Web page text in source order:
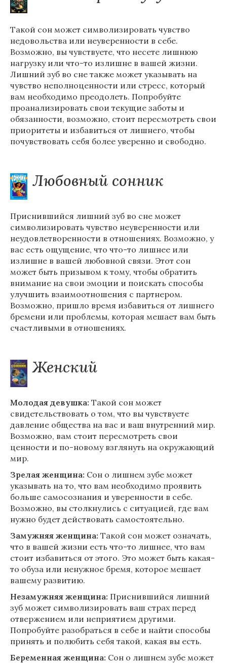
Такой сон может символизировать чувство
недовольства или неуверенности в себе.
Возможно, вы чувствуете, что несете лишнюю
нагрузку или что-то излишне в вашей жизни.
Лишний зуб во сне также может указывать на
чувство неполноценности или стресс, который
вам необходимо преодолеть. Попробуйте
проанализировать свои текущие заботы и
обязанности, возможно, стоит пересмотреть свои
приоритеты и избавиться от лишнего, чтобы
почувствовать себя более уверенно и свободно.
Любовный сонник
Приснившийся лишний зуб во сне может
символизировать чувство неуверенности или
неудовлетворенности в отношениях. Возможно, у
вас есть ощущение, что что-то лишнее или
излишне в вашей любовной связи. Этот сон
может быть призывом к тому, чтобы обратить
внимание на свои эмоции и поискать способы
улучшить взаимоотношения с партнером.
Возможно, пришло время избавиться от лишнего
бремени или проблемы, которая мешает вам быть
счастливыми в отношениях.
Женский
Молодая девушка: Такой сон может
свидетельствовать о том, что вы чувствуете
давление общества на вас и ваш внутренний мир.
Возможно, вам стоит пересмотреть свои
ценности и по-новому взглянуть на окружающий
мир.
Зрелая женщина: Сон о лишнем зубе может
указывать на то, что вам необходимо проявить
больше самосознания и уверенности в себе.
Возможно, вы столкнулись с ситуацией, где вам
нужно будет действовать самостоятельно.
Замужняя женщина: Такой сон может означать,
что в вашей жизни есть что-то лишнее, что вам
стоит избавиться от этого. Это может быть какая-
то обуза или ненужное бремя, которое мешает
вашему развитию.
Незамужняя женщина: Приснившийся лишний
зуб может символизировать ваш страх перед
отвержением или неприятием другими.
Попробуйте разобраться в себе и найти способы
принять и полюбить себя такой, какая вы есть.
Беременная женщина: Сон о лишнем зубе может